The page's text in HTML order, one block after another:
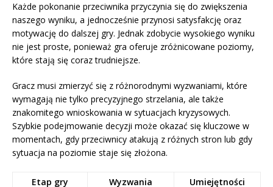
Każde pokonanie przeciwnika przyczynia się do zwiększenia
naszego wyniku, a jednocześnie przynosi satysfakcję oraz
motywację do dalszej gry. Jednak zdobycie wysokiego wyniku
nie jest proste, ponieważ gra oferuje zróżnicowane poziomy,
które stają się coraz trudniejsze.
Gracz musi zmierzyć się z różnorodnymi wyzwaniami, które
wymagają nie tylko precyzyjnego strzelania, ale także
znakomitego wnioskowania w sytuacjach kryzysowych.
Szybkie podejmowanie decyzji może okazać się kluczowe w
momentach, gdy przeciwnicy atakują z różnych stron lub gdy
sytuacja na poziomie staje się złożona.
Etap gry Wyzwania Umiejętności